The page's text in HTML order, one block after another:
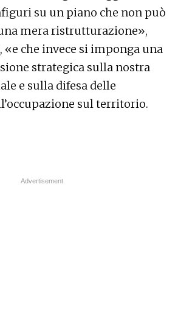
su un piano che non può
mera ristrutturazione»,
«e che invece si imponga una
strategica sulla nostra
e sulla difesa delle
sul territorio.